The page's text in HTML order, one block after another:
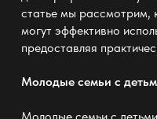
статье мы рассмотрим,
могут эффективно
предоставляя
Молодые семьи с